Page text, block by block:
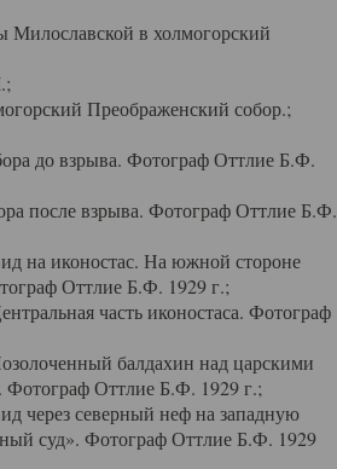
в холмогорский
Преображенский собор.;
до взрыва. Фотограф Оттлие Б.Ф.
после взрыва. Фотограф Оттлие Б.Ф.
на иконостас. На южной стороне
Оттлие Б.Ф. 1929 г.;
часть иконостаса. Фотограф
балдахин над царскими
Фотограф Оттлие Б.Ф. 1929 г.;
через северный неф на западную
суд». Фотограф Оттлие Б.Ф. 1929